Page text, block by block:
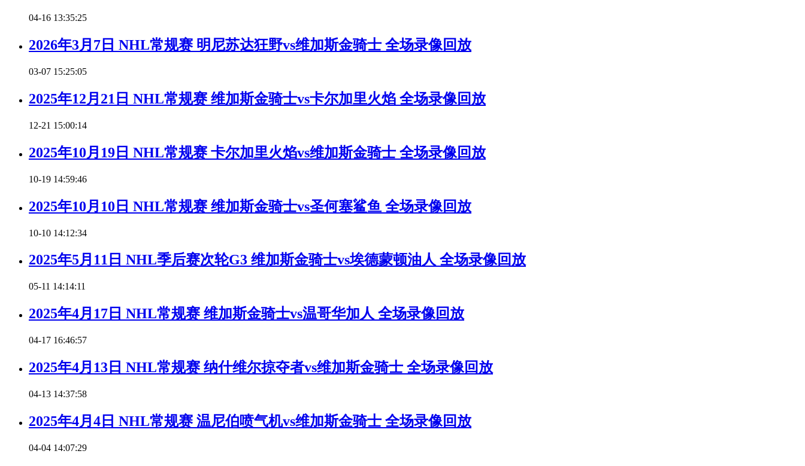
04-16 13:35:25
2026年3月7日 NHL常规赛 明尼苏达狂野vs维加斯金骑士 全场录像回放
03-07 15:25:05
2025年12月21日 NHL常规赛 维加斯金骑士vs卡尔加里火焰 全场录像回放
12-21 15:00:14
2025年10月19日 NHL常规赛 卡尔加里火焰vs维加斯金骑士 全场录像回放
10-19 14:59:46
2025年10月10日 NHL常规赛 维加斯金骑士vs圣何塞鲨鱼 全场录像回放
10-10 14:12:34
2025年5月11日 NHL季后赛次轮G3 维加斯金骑士vs埃德蒙顿油人 全场录像回放
05-11 14:14:11
2025年4月17日 NHL常规赛 维加斯金骑士vs温哥华加人 全场录像回放
04-17 16:46:57
2025年4月13日 NHL常规赛 纳什维尔掠夺者vs维加斯金骑士 全场录像回放
04-13 14:37:58
2025年4月4日 NHL常规赛 温尼伯喷气机vs维加斯金骑士 全场录像回放
04-04 14:07:29